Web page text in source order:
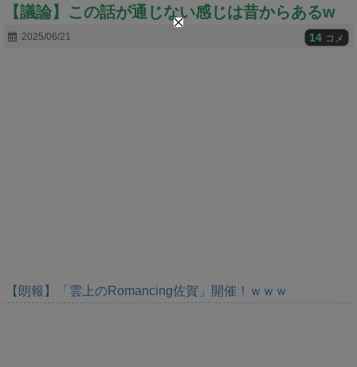
u
【議論】この話が通じない感じは昔からあるw
2025/06/21 14 コメ
【朗報】「雲上のRomancing佐賀」開催！ｗｗｗ